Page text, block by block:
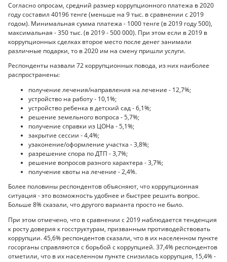
Согласно опросам, средний размер коррупционного платежа в 2020
году составил 40196 тенге (меньше на 9 тыс. в сравнении с 2019
годом). Минимальная сумма платежа - 1000 тенге (в 2019 году 500),
максимальная - 350 тыс. (в 2019 - 500 000). При этом если в 2019 в
коррупционных сделках второе место после денег занимали
различные подарки, то в 2020 им на смену пришли услуги.
Респонденты назвали 72 коррупционных повода, из них наиболее
распространены:
получение лечения/направления на лечение - 12,7%;
устройство на работу - 10,1%;
устройство ребенка в детский сад - 6,1%;
решение земельного вопроса - 5,7%;
получение справки из ЦОНа - 5,1%;
закрытие сессии - 4,4%;
узаконение/оформление участка - 3,8%;
разрешение спора по ДТП - 3,7%;
решение вопросов разного характера - 3,7%;
получение квоты на лечение - 2,4%.
Более половины респондентов объясняют, что коррупционная
ситуация - это возможность удобнее и быстрее решить вопрос.
Больше 8% сказали, что другого варианта просто не было.
При этом отмечено, что в сравнении с 2019 наблюдается тенденция
к росту доверия к госструктурам, призванным противодействовать
коррупции. 45,6% респондентов сказали, что в их населенном пункте
госорганы справляются с борьбой с коррупцией. 37,4% респондентов
отметили, что в их населенном пункте снизилась коррупция, 15,4% -